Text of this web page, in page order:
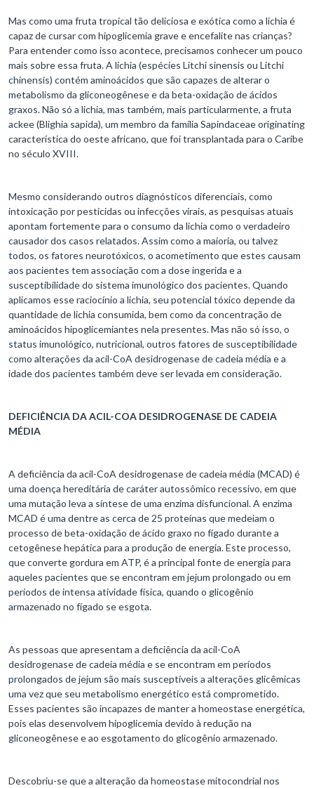
Mas como uma fruta tropical tão deliciosa e exótica como a lichia é
capaz de cursar com hipoglicemia grave e encefalite nas crianças?
Para entender como isso acontece, precisamos conhecer um pouco
mais sobre essa fruta. A lichia (espécies Litchi sinensis ou Litchi
chinensis) contém aminoácidos que são capazes de alterar o
metabolismo da gliconeogênese e da beta-oxidação de ácidos
graxos. Não só a lichia, mas também, mais particularmente, a fruta
ackee (Blighia sapida), um membro da família Sapindaceae originating
característica do oeste africano, que foi transplantada para o Caribe
no século XVIII.
Mesmo considerando outros diagnósticos diferenciais, como
intoxicação por pesticidas ou infecções virais, as pesquisas atuais
apontam fortemente para o consumo da lichia como o verdadeiro
causador dos casos relatados. Assim como a maioria, ou talvez
todos, os fatores neurotóxicos, o acometimento que estes causam
aos pacientes tem associação com a dose ingerida e a
susceptibilidade do sistema imunológico dos pacientes. Quando
aplicamos esse raciocínio a lichia, seu potencial tóxico depende da
quantidade de lichia consumida, bem como da concentração de
aminoácidos hipoglicemiantes nela presentes. Mas não só isso, o
status imunológico, nutricional, outros fatores de susceptibilidade
como alterações da acil-CoA desidrogenase de cadeia média e a
idade dos pacientes também deve ser levada em consideração.
DEFICIÊNCIA DA ACIL-COA DESIDROGENASE DE CADEIA
MÉDIA
A deficiência da acil-CoA desidrogenase de cadeia média (MCAD) é
uma doença hereditária de caráter autossômico recessivo, em que
uma mutação leva a síntese de uma enzima disfuncional. A enzima
MCAD é uma dentre as cerca de 25 proteínas que medeiam o
processo de beta-oxidação de ácido graxo no fígado durante a
cetogênese hepática para a produção de energia. Este processo,
que converte gordura em ATP, é a principal fonte de energia para
aqueles pacientes que se encontram em jejum prolongado ou em
períodos de intensa atividade física, quando o glicogênio
armazenado no fígado se esgota.
As pessoas que apresentam a deficiência da acil-CoA
desidrogenase de cadeia média e se encontram em períodos
prolongados de jejum são mais susceptíveis a alterações glicêmicas
uma vez que seu metabolismo energético está comprometido.
Esses pacientes são incapazes de manter a homeostase energética,
pois elas desenvolvem hipoglicemia devido à redução na
gliconeogênese e ao esgotamento do glicogênio armazenado.
Descobriu-se que a alteração da homeostase mitocondrial nos